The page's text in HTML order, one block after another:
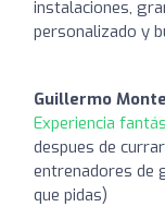
instalaciones,
personalizado y
Guillermo
Experiencia
despues de
entrenadores de
que pidas)